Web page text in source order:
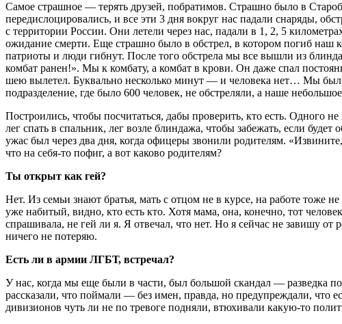
Самое страшное — терять друзей, побратимов. Страшно было в
передислоцировались, и все эти 3 дня вокруг нас падали снаряды,
с территории России. Они летели через нас, падали в 1, 2, 5
ожидание смерти. Еще страшно было в обстрел, в котором погиб наш
патриоты и люди гибнут. После того обстрела мы все вышли из
комбат ранен!». Мы к комбату, а комбат в крови. Он даже спал
шею вылетел. Буквально несколько минут — и человека нет… Мы
подразделение, где было 600 человек, не обстреляли, а наше
Построились, чтобы посчитаться, дабы проверить, кто есть. Одного
лег спать в спальник, лег возле блиндажа, чтобы забежать, если
ужас был через два дня, когда офицеры звонили родителям.
что на себя-то пофиг, а вот каково родителям?
Ты открыт как гей?
Нет. Из семьи знают братья, мать с отцом не в курсе, на работе тоже
уже набитый, видно, кто есть кто. Хотя мама, она, конечно, тот
спрашивала, не гей ли я. Я отвечал, что нет. Но я сейчас не завишу
ничего не потеряю.
Есть ли в армии ЛГБТ, встречал?
У нас, когда мы еще были в части, был большой скандал — разведка
рассказали, что поймали — без имен, правда, но предупреждали,
дивизионов чуть ли не по тревоге подняли, втюхивали какую-то